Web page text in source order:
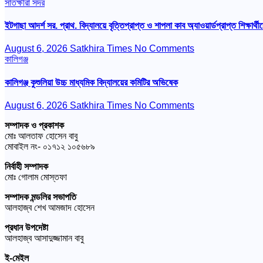
সাতক্ষীরা সদর
ইটগাছা আদর্শ সর. প্রাথ. বিদ্যালয়ে বৃত্তিপ্রাপ্ত ও শাপলা কাব অ্যাওয়ার্ডপ্রাপ্ত
August 6, 2026 Satkhira Times No Comments
কালিগঞ্জ
কালিগঞ্জ কুশুলিয়া উচ্চ মাধ্যমিক বিদ্যালয়ের কমিটির অভিষেক
August 6, 2026 Satkhira Times No Comments
সম্পাদক ও প্রকাশক
মোঃ আলতাফ হোসেন বাবু
মোবাইল নং- ০১৭১২ ১০৫৬৮৯
নির্বাহী সম্পাদক
মোঃ গোলাম মোস্তফা
সম্পাদক মন্ডলির সভাপতি
আলহাজ্ব শেখ আমজাদ হোসেন
প্রধান উপদেষ্টা
আলহাজ্ব আসাদুজ্জামান বাবু
ই-মেইল